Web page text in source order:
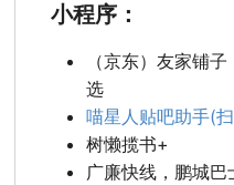
小程序：
（京东）友家铺
选
喵星人贴吧助手(
树懒揽书+
广廉快线，鹏城巴